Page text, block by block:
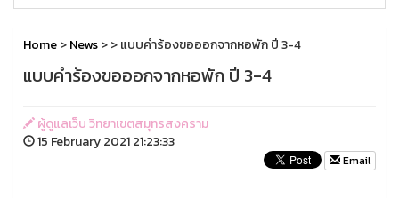
Home>News>> แบบคำร้องขอออกจากหอพัก ปี 3-4
แบบคำร้องขอออกจากหอพัก ปี 3-4
ผู้ดูแลเว็บ วิทยาเขตสมุทรสงคราม
15 February 2021 21:23:33
Email